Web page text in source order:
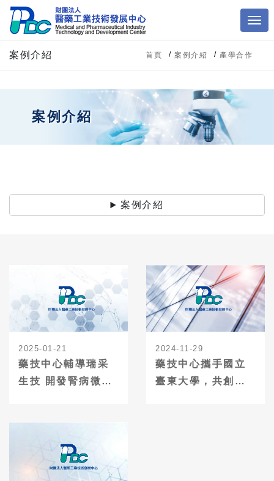
案例介紹 首頁 案例介紹 產學合作
案例介紹
案例介紹
2025-01-21
藥技中心輔導瑞采
生技 開發腎病微脂
2024-11-29
藥技中心攜手國立
臺東大學，共創東